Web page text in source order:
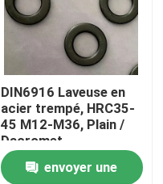
DIN6916 Laveuse en
acier trempé, HRC35-
45 M12-M36, Plain /
Dacromet
envoyer une